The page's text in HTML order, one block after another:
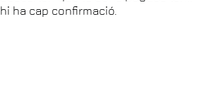
hi ha cap confirmació.